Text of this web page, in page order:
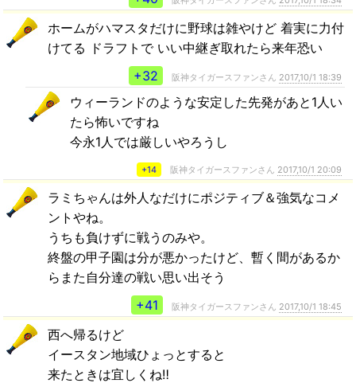
ホームがハマスタだけに野球は雑やけど 着実に力付
けてる ドラフトで いい中継ぎ取れたら来年恐い
+32
阪神タイガースファンさん 2017,10/1 18:39
ウィーランドのような安定した先発があと1人い
たら怖いですね
今永1人では厳しいやろうし
+14 阪神タイガースファンさん 2017,10/1 20:09
ラミちゃんは外人なだけにポジティブ＆強気なコメ
ントやね。
うちも負けずに戦うのみや。
終盤の甲子園は分が悪かったけど、暫く間があるか
らまた自分達の戦い思い出そう
+41
阪神タイガースファンさん 2017,10/1 18:45
西へ帰るけど
イースタン地域ひょっとすると
来たときは宜しくね‼